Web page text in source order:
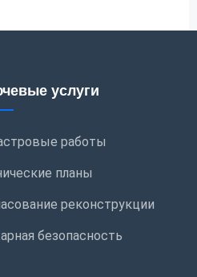
услуги
работы
планы
реконструкции
безопасность